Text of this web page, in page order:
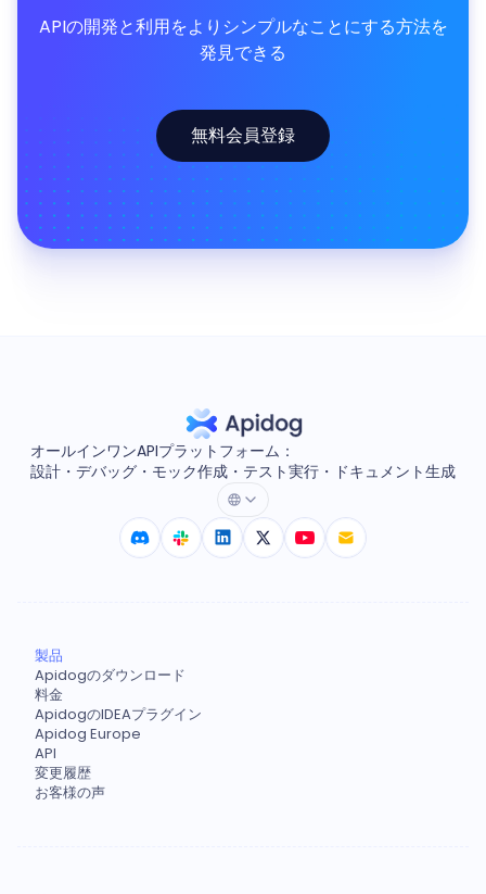
APIの開発と利用をよりシンプルなことにする方法を
発見できる
無料会員登録
オールインワンAPIプラットフォーム：
設計・デバッグ・モック作成・テスト実行・ドキュメント生成
製品
Apidogのダウンロード
料金
ApidogのIDEAプラグイン
Apidog Europe
API
変更履歴
お客様の声